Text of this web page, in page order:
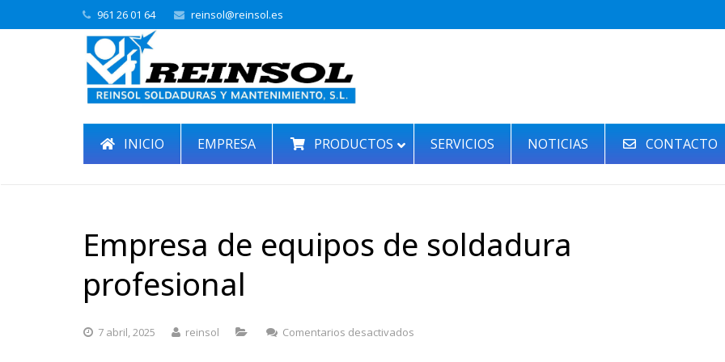
961 26 01 64 reinsol@reinsol.es
INICIO EMPRESA PRODUCTOS SERVICIOS NOTICIAS CONTACTO
Empresa de equipos de soldadura
profesional
7 abril, 2025 reinsol Comentarios desactivados